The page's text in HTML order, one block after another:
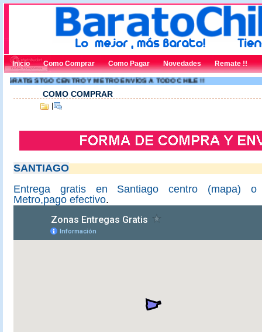
Inicio Como Comprar Como Pagar Novedades Remate !!
STGO CENTRO Y METRO ENVÍOS A TODO CHILE !!
COMO COMPRAR
SANTIAGO
Entrega gratis en Santiago centro (mapa) o
Metro,pago efectivo.